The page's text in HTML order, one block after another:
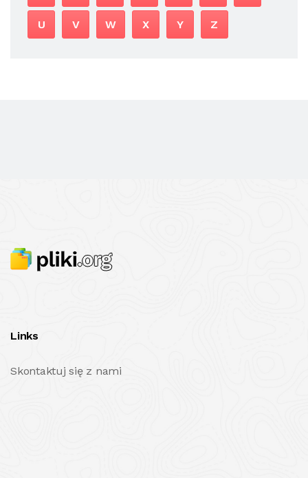
U V W X Y Z
Links
Skontaktuj się z nami